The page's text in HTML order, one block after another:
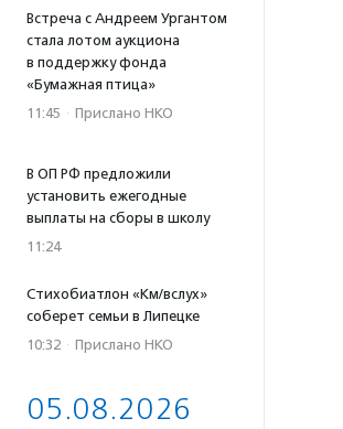
Встреча с Андреем Ургантом
стала лотом аукциона
в поддержку фонда
«Бумажная птица»
11:45 · Прислано НКО
В ОП РФ предложили
установить ежегодные
выплаты на сборы в школу
11:24
Стихобиатлон «Км/вслух»
соберет семьи в Липецке
10:32 · Прислано НКО
05.08.2026